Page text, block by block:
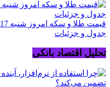
جدول و جزئیات
تحلیل اقتصاد بانکی